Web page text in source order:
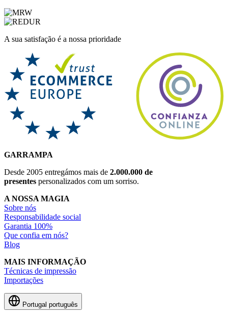
A sua satisfação é a nossa prioridade
GARRAMPA
Desde 2005 entregámos mais de 2.000.000 de
presentes personalizados com um sorriso.
A NOSSA MAGIA
Sobre nós
Responsabilidade social
Garantia 100%
Que confia em nós?
Blog
MAIS INFORMAÇÃO
Técnicas de impressão
Importações
Portugal português